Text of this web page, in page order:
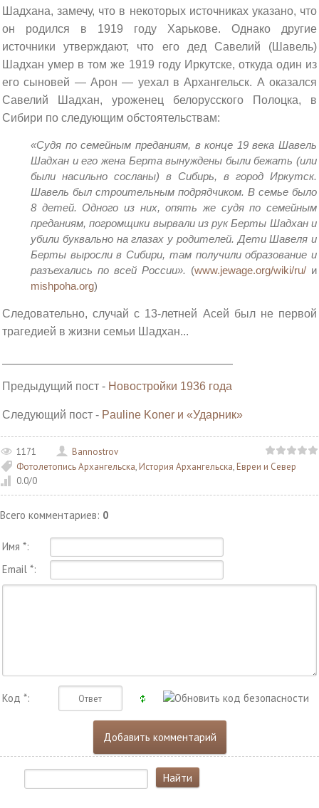
Шадхана, замечу, что в некоторых источниках указано, что
он родился в 1919 году Харькове. Однако другие
источники утверждают, что его дед Савелий (Шавель)
Шадхан умер в том же 1919 году Иркутске, откуда один из
его сыновей — Арон — уехал в Архангельск. А оказался
Савелий Шадхан, уроженец белорусского Полоцка, в
Сибири по следующим обстоятельствам:
«Судя по семейным преданиям, в конце 19 века Шавель
Шадхан и его жена Берта вынуждены были бежать (или
были насильно сосланы) в Сибирь, в город Иркутск.
Шавель был строительным подрядчиком. В семье было
8 детей. Одного из них, опять же судя по семейным
преданиям, погромщики вырвали из рук Берты Шадхан и
убили буквально на глазах у родителей. Дети Шавеля и
Берты выросли в Сибири, там получили образование и
разъехались по всей России». (www.jewage.org/wiki/ru/ и
mishpoha.org)
Следовательно, случай с 13-летней Асей был не первой
трагедией в жизни семьи Шадхан...
Предыдущий пост - Новостройки 1936 года
Следующий пост - Pauline Koner и «Ударник»
1171
Bannostrov
Фотолетопись Архангельска, История Архангельска, Евреи и Север
0.0/0
Всего комментариев: 0
Имя *:
Email *:
Код *: